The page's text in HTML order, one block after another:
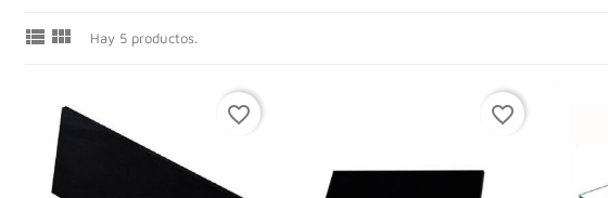
  Hay 5 productos.
favorite_border favorite_border